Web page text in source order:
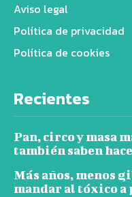
Aviso legal
Política de privacidad
Política de cookies
Recientes
Pan, circo y masa
también saben
Más años, menos
mandar al tóxico a